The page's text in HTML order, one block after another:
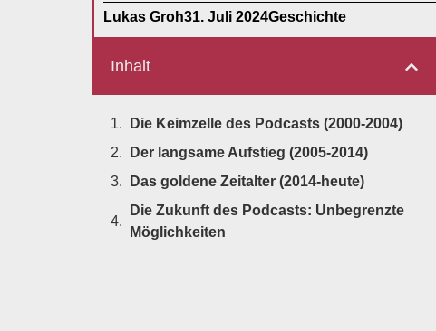
Lukas Groh31. Juli 2024Geschichte
Inhalt
Die Keimzelle des Podcasts (2000-2004)
Der langsame Aufstieg (2005-2014)
Das goldene Zeitalter (2014-heute)
Die Zukunft des Podcasts: Unbegrenzte
Möglichkeiten